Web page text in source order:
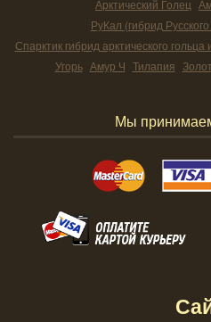
Арктический Голец
РуКал (гибрид
Спарктик гибрид арктического
Угорь Амур Ч Тилапия
Мы